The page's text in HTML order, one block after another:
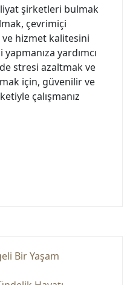
şirketleri bulmak
çevrimiçi
hizmet kalitesini
yardımcı
stresi azaltmak ve
için, güvenilir ve
çalışmanız
Bir Yaşam